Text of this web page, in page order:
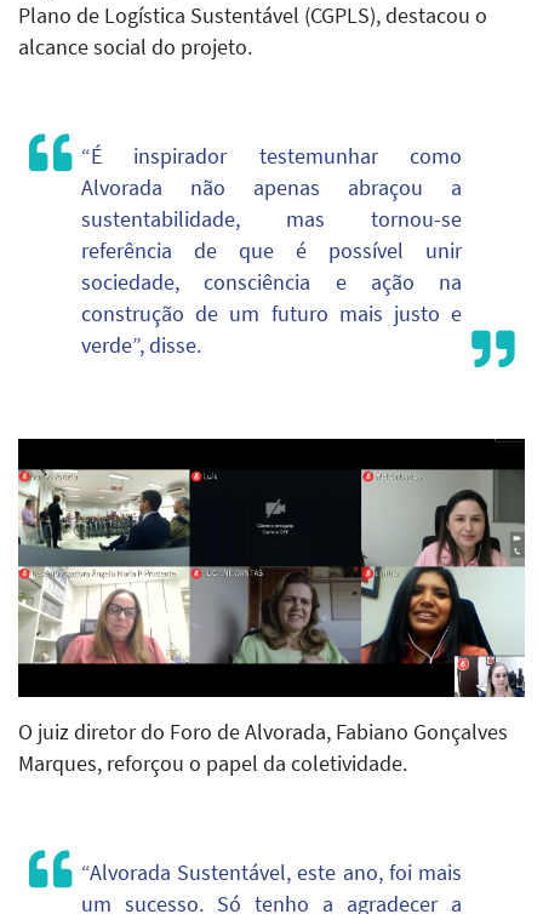
Plano de Logística Sustentável (CGPLS), destacou o
alcance social do projeto.
“É inspirador testemunhar como
Alvorada não apenas abraçou a
sustentabilidade, mas tornou-se
referência de que é possível unir
sociedade, consciência e ação na
construção de um futuro mais justo e
verde”, disse.
O juiz diretor do Foro de Alvorada, Fabiano Gonçalves
Marques, reforçou o papel da coletividade.
“Alvorada Sustentável, este ano, foi mais
um sucesso. Só tenho a agradecer a